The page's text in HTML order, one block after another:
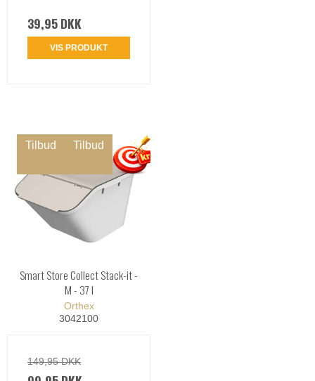
39,95 DKK
VIS PRODUKT
Tilbud Tilbud
Smart Store Collect Stack-it -
M - 37 l
Orthex
3042100
149,95 DKK